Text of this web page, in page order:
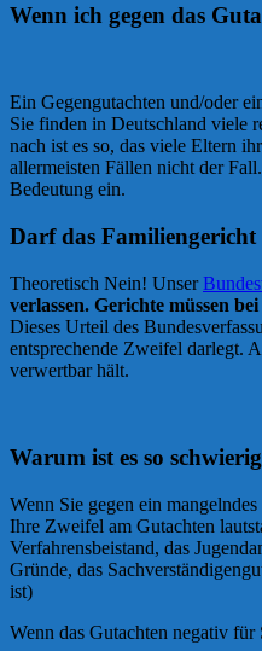
Wenn ich gegen das
Ein Gegengutachten und/oder
Sie finden in Deutschland viele
nach ist es so, das viele Eltern
allermeisten Fällen nicht der
Bedeutung ein.
Darf das Familiengericht
Theoretisch Nein! Unser
verlassen. Gerichte müssen
Dieses Urteil des
entsprechende Zweifel darlegt.
verwertbar hält.
Warum ist es so
Wenn Sie gegen ein
Ihre Zweifel am Gutachten
Verfahrensbeistand, das
Gründe, das
ist)
Wenn das Gutachten negativ für